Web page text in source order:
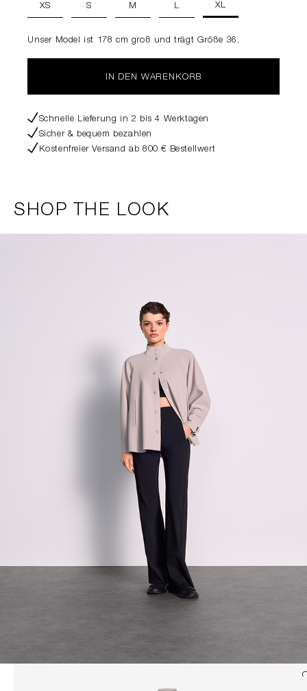
XS S M L XL
Unser Model ist 178 cm groß und trägt Größe 36.
IN DEN WARENKORB
Schnelle Lieferung in 2 bis 4 Werktagen
Sicher & bequem bezahlen
Kostenfreier Versand ab 800 € Bestellwert
SHOP THE LOOK